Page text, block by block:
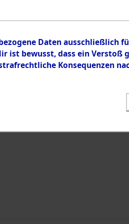
des Verlaufs und der
Daten ausschließlich
bewusst, dass ein Verstoß
Konsequenzen